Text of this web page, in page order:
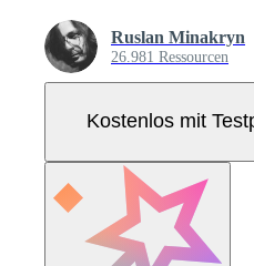
Ruslan Minakryn
26.981 Ressourcen
Kostenlos mit